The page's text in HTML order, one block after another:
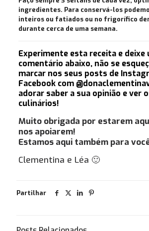
ingredientes. Para conservá-los
inteiros ou fatiados ou no frigorífico
durante cerca de uma semana.
Experimente esta receita e deixe
comentário abaixo, não se
marcar nos seus posts de
Facebook com
adorar saber a sua opinião e ver
culinários!
Muito obrigada por estarem
nos apoiarem!
Estamos aqui também para
Clementina e Léa 🙂
Partilhar